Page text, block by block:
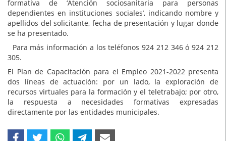
formativa de ‘Atención sociosanitaria para personas
dependientes en instituciones sociales’, indicando nombre y
apellidos del solicitante, fecha de presentación y lugar donde
se ha presentado.
Para más información a los teléfonos 924 212 346 ó 924 212
305.
El Plan de Capacitación para el Empleo 2021-2022 presenta
dos líneas de actuación: por un lado, la exploración de
recursos virtuales para la formación y el teletrabajo; por otro,
la respuesta a necesidades formativas expresadas
directamente por las entidades municipales.